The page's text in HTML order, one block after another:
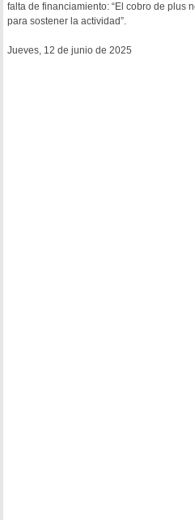
falta de financiamiento: “El cobro de plus
para sostener la actividad”.
Jueves, 12 de junio de 2025